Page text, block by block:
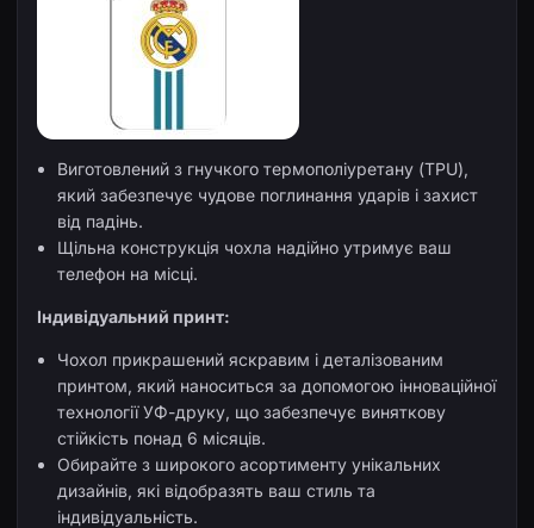
Виготовлений з гнучкого термополіуретану (TPU),
який забезпечує чудове поглинання ударів і захист
від падінь.
Щільна конструкція чохла надійно утримує ваш
телефон на місці.
Індивідуальний принт:
Чохол прикрашений яскравим і деталізованим
принтом, який наноситься за допомогою інноваційної
технології УФ-друку, що забезпечує виняткову
стійкість понад 6 місяців.
Обирайте з широкого асортименту унікальних
дизайнів, які відобразять ваш стиль та
індивідуальність.